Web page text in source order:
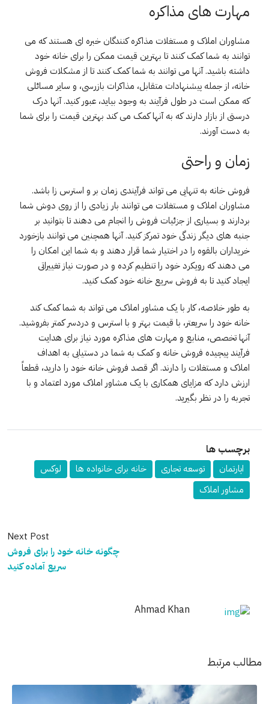
مهارت های مذاکره
مشاوران املاک و مستغلات مذاکره کنندگان خبره ای هستند که می
توانند به شما کمک کنند تا بهترین قیمت ممکن را برای خانه خود
داشته باشید. آنها می توانند به شما کمک کنند تا از مشکلات فروش
خانه، از جمله پیشنهادات متقابل، مذاکرات بازرسی، و سایر مسائلی
که ممکن است در طول فرآیند به وجود بیاید، عبور کنید. آنها درک
درستی از بازار دارند که به آنها کمک می کند بهترین قیمت را برای شما
به دست آورند.
زمان و راحتی
فروش خانه به تنهایی می تواند فرآیندی زمان بر و استرس زا باشد.
مشاوران املاک و مستغلات می توانند بار زیادی را از روی دوش شما
بردارند و بسیاری از جزئیات فروش را انجام می دهند تا بتوانید بر
جنبه های دیگر زندگی خود تمرکز کنید. آنها همچنین می توانند بازخورد
خریداران بالقوه را در اختیار شما قرار دهند و به شما این امکان را
می دهند که رویکرد خود را تنظیم کرده و در صورت نیاز تغییراتی
ایجاد کنید تا به فروش سریع خانه خود کمک کنید.
به طور خلاصه، کار با یک مشاور املاک می تواند به شما کمک کند
خانه خود را سریعتر، با قیمت بهتر و با استرس و دردسر کمتر بفروشید.
آنها تخصص، منابع و مهارت های مذاکره مورد نیاز برای هدایت
فرآیند پیچیده فروش خانه و کمک به شما در دستیابی به اهداف
املاک و مستغلات را دارند. اگر قصد فروش خانه خود را دارید، قطعاً
ارزش دارد که مزایای همکاری با یک مشاور املاک مورد اعتماد و با
تجربه را در نظر بگیرید.
برچسب ها
اپارتمان توسعه تجاری خانه برای خانواده ها
لوکس
مشاور املاک
Next Post
چگونه خانه خود را برای فروش
سریع آماده کنید
Ahmad Khan
مطالب مرتبط